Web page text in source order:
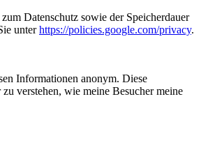
Datenschutz sowie der Speicherdauer
unterhttps://policies.google.com/privacy.
Informationen anonym. Diese
verstehen, wie meine Besucher meine